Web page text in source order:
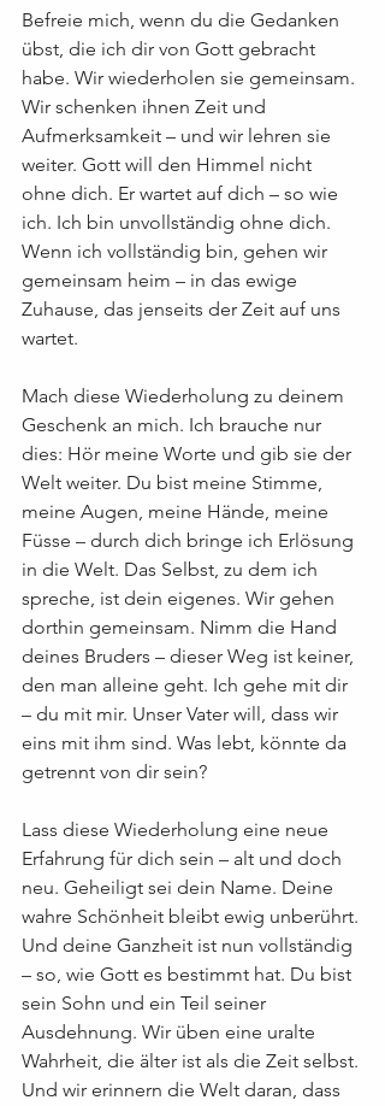
Befreie mich, wenn du die Gedanken
übst, die ich dir von Gott gebracht
habe. Wir wiederholen sie gemeinsam.
Wir schenken ihnen Zeit und
Aufmerksamkeit – und wir lehren sie
weiter. Gott will den Himmel nicht
ohne dich. Er wartet auf dich – so wie
ich. Ich bin unvollständig ohne dich.
Wenn ich vollständig bin, gehen wir
gemeinsam heim – in das ewige
Zuhause, das jenseits der Zeit auf uns
wartet.
Mach diese Wiederholung zu deinem
Geschenk an mich. Ich brauche nur
dies: Hör meine Worte und gib sie der
Welt weiter. Du bist meine Stimme,
meine Augen, meine Hände, meine
Füsse – durch dich bringe ich Erlösung
in die Welt. Das Selbst, zu dem ich
spreche, ist dein eigenes. Wir gehen
dorthin gemeinsam. Nimm die Hand
deines Bruders – dieser Weg ist keiner,
den man alleine geht. Ich gehe mit dir
– du mit mir. Unser Vater will, dass wir
eins mit ihm sind. Was lebt, könnte da
getrennt von dir sein?
Lass diese Wiederholung eine neue
Erfahrung für dich sein – alt und doch
neu. Geheiligt sei dein Name. Deine
wahre Schönheit bleibt ewig unberührt.
Und deine Ganzheit ist nun vollständig
– so, wie Gott es bestimmt hat. Du bist
sein Sohn und ein Teil seiner
Ausdehnung. Wir üben eine uralte
Wahrheit, die älter ist als die Zeit selbst.
Und wir erinnern die Welt daran, dass